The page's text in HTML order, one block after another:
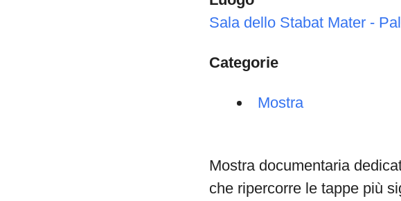
Sala dello Stabat Mater -
Categorie
Mostra
Mostra documentaria
che ripercorre le tappe più